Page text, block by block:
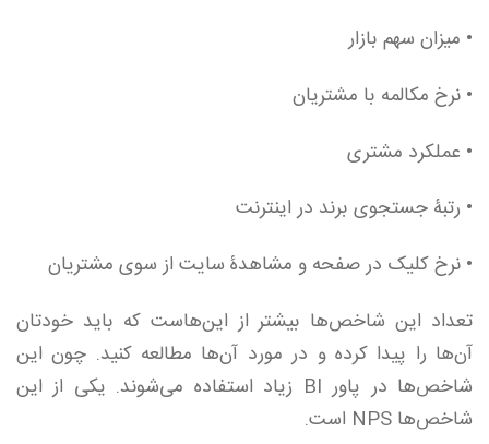
• میزان سهم بازار
• نرخ مکالمه با مشتریان
• عملکرد مشتری
• رتبۀ جستجوی برند در اینترنت
• نرخ کلیک در صفحه و مشاهدۀ سایت از سوی مشتریان
تعداد این شاخص‌ها بیشتر از این‌هاست که باید خودتان
آن‌ها را پیدا کرده و در مورد آن‌ها مطالعه کنید. چون این
شاخص‌ها در پاور BI زیاد استفاده می‌شوند. یکی از این
شاخص‌ها NPS‌ است.